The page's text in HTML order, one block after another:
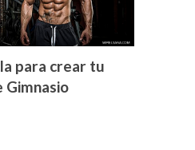
para crear tu
Gimnasio